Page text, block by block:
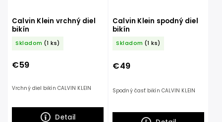
Calvin Klein vrchný diel
bikín
Skladom (1 ks)
€59
Detail
Vrchný diel bikín CALVIN KLEIN
Calvin Klein spodný diel
bikín
Skladom (1 ks)
€49
Spodný časť bikín CALVIN KLEIN